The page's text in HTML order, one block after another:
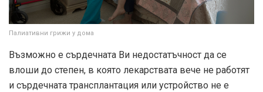
Палиативни грижи у дома
Възможно е сърдечната Ви недостатъчност да се
влоши до степен, в която лекарствата вече не работят
и сърдечната трансплантация или устройство не е